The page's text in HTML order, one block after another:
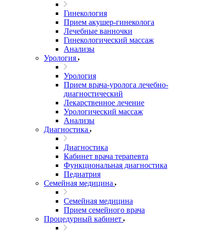
Гинекология
Прием акушер-гинеколога
Лечебные ванночки
Гинекологический массаж
Анализы
Урология
Урология
Прием врача-уролога лечебно-
диагностический
Лекарственное лечение
Урологический массаж
Анализы
Диагностика
Диагностика
Кабинет врача терапевта
Функциональная диагностика
Педиатрия
Семейная медицина
Семейная медицина
Прием семейного врача
Процедурный кабинет